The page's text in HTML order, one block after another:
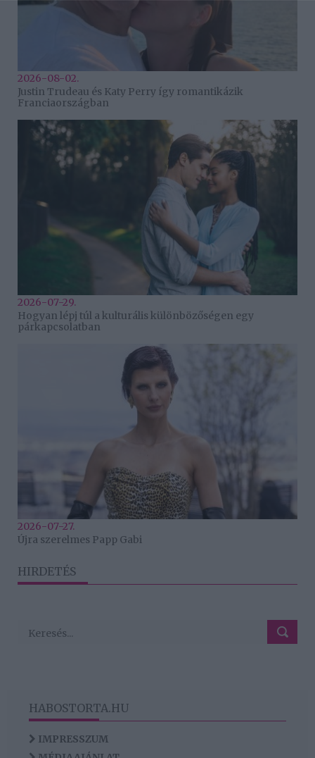
2026-08-02.
Justin Trudeau és Katy Perry így romantikázik
Franciaországban
2026-07-29.
Hogyan lépj túl a kulturális különbözőségen egy
párkapcsolatban
2026-07-27.
Újra szerelmes Papp Gabi
HIRDETÉS
HABOSTORTA.HU
IMPRESSZUM